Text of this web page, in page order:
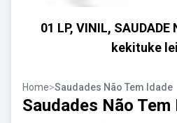
01 LP, VINIL, SAUDADE
kekituke
Home>Saudades Não Tem Idade
Saudades Não Tem